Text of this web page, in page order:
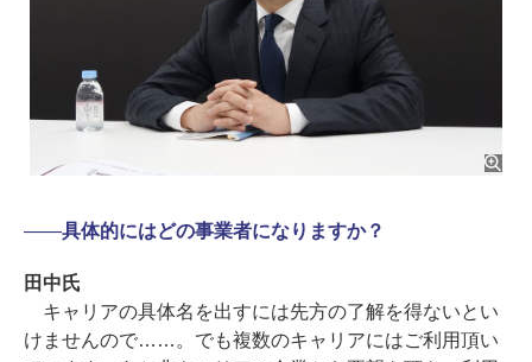
――具体的にはどの事業者になりますか？
田中氏
キャリアの具体名を出すには先方の了解を得ないとい
けませんので……。でも複数のキャリアにはご利用頂い